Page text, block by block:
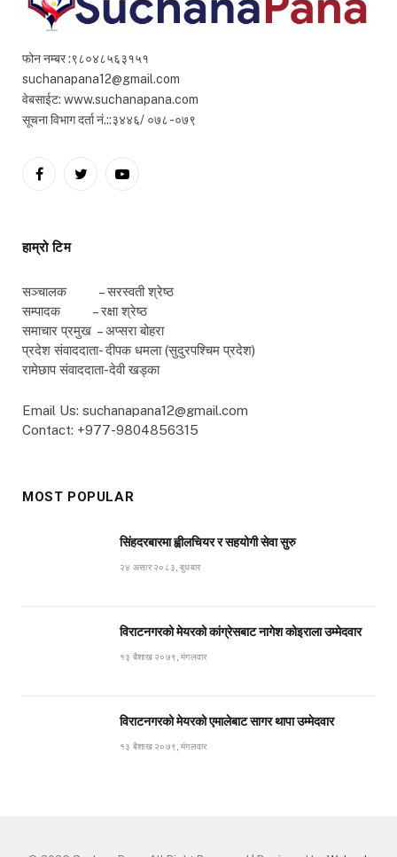
फोन नम्बर :९८०४८५६३१५१
suchanapana12@gmail.com
वेबसाईट: www.suchanapana.com
सूचना विभाग दर्ता नं.::३४४६/ ०७८ -०७९
FacebookTwitterYouTube
हाम्रो टिम
सञ्चालक – सरस्वती श्रेष्ठ
सम्पादक – रक्षा श्रेष्ठ
समाचार प्रमुख – अप्सरा बोहरा
प्रदेश संवाददाता- दीपक धमला (सुदुरपश्चिम प्रदेश)
रामेछाप संवाददाता-देवी खड्का
Email Us: suchanapana12@gmail.com
Contact: +977-9804856315
MOST POPULAR
सिंहदरबारमा ह्वीलचियर र सहयोगी सेवा सुरु
२४ असार २०८३, बुधबार
विराटनगरको मेयरको कांग्रेसबाट नागेश कोइराला उम्मेदवार
१३ बैशाख २०७९, मंगलवार
विराटनगरको मेयरको एमालेबाट सागर थापा उम्मेदवार
१३ बैशाख २०७९, मंगलवार